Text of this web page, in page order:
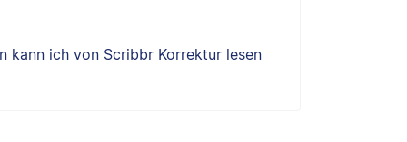
kann ich von Scribbr Korrektur lesen